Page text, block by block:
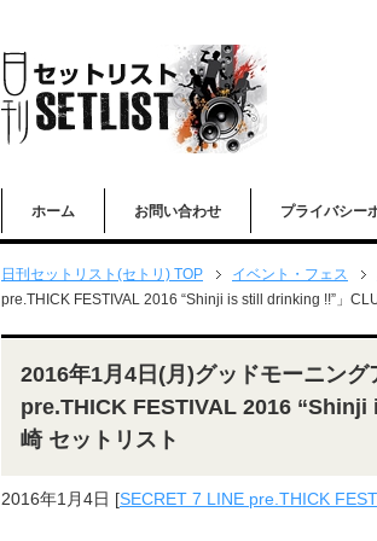
ホーム お問い合わせ プライバシー
日刊セットリスト(セトリ) TOP イベント・フェス
pre.THICK FESTIVAL 2016 “Shinji is still drinking !!”」
2016年1月4日(月)グッドモーニン
pre.THICK FESTIVAL 2016 “Shinji
崎 セットリスト
2016年1月4日 [SECRET 7 LINE pre.THICK